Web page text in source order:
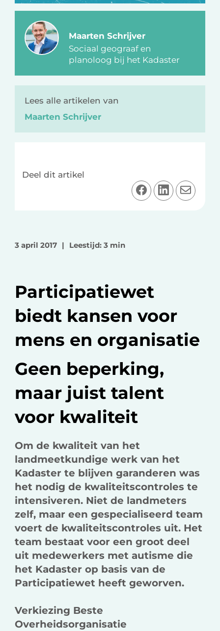
Maarten Schrijver
Sociaal geograaf en
planoloog bij het Kadaster
Lees alle artikelen van
Maarten Schrijver
Deel dit artikel
D
e
c
b
o
o
D
e
e
I
D
e
l
3 april 2017 | Leestijd: 3 min
Participatiewet
biedt kansen voor
mens en organisatie
Geen beperking,
maar juist talent
voor kwaliteit
Om de kwaliteit van het
landmeetkundige werk van het
Kadaster te blijven garanderen was
het nodig de kwaliteitscontroles te
intensiveren. Niet de landmeters
zelf, maar een gespecialiseerd team
voert de kwaliteitscontroles uit. Het
team bestaat voor een groot deel
uit medewerkers met autisme die
het Kadaster op basis van de
Participatiewet heeft geworven.
Verkiezing Beste
Overheidsorganisatie